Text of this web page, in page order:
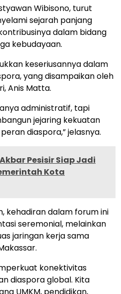
Wibisono, turut
sejarah panjang
dalam bidang
kebudayaan.
keseriusannya dalam
yang disampaikan oleh
Anis Matta.
administratif, tapi
jejaring kekuatan
diaspora,” jelasnya.
Pesisir Siap Jadi
Kota
kehadiran dalam forum ini
seremonial, melainkan
jaringan kerja sama
konektivitas
diaspora global. Kita